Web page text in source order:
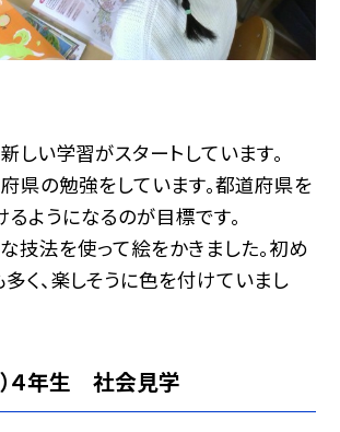
しい学習がスタートしています。
県の勉強をしています。都道府県を
ようになるのが目標です。
技法を使って絵をかきました。初め
く、楽しそうに色を付けていまし
）４年生 社会見学